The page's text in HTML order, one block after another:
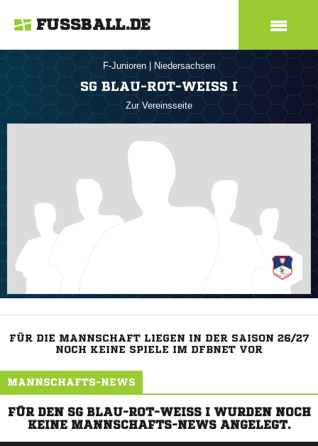
FUSSBALL.DE
F-Junioren Niedersachsen
SG BLAU-ROT-WEISS I
Zur Vereinsseite
FÜR DIE MANNSCHAFT LIEGEN IN DER SAISON 26/27
NOCH KEINE SPIELE IM DFBNET VOR
MANNSCHAFTS-NEWS
FÜR DEN SG BLAU-ROT-WEISS I WURDEN NOCH
KEINE MANNSCHAFTS-NEWS ANGELEGT.